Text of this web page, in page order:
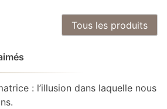
Tous les produits
: l’illusion dans laquelle nous